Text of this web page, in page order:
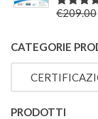
€209.00
CATEGORIE
PRODOTTI